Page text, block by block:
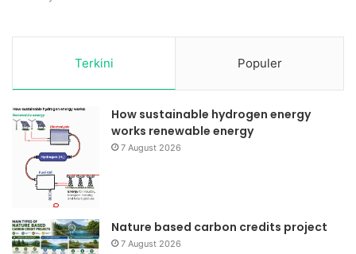
Terkini Populer
How sustainable hydrogen energy
works renewable energy
7 August 2026
Nature based carbon credits project
7 August 2026